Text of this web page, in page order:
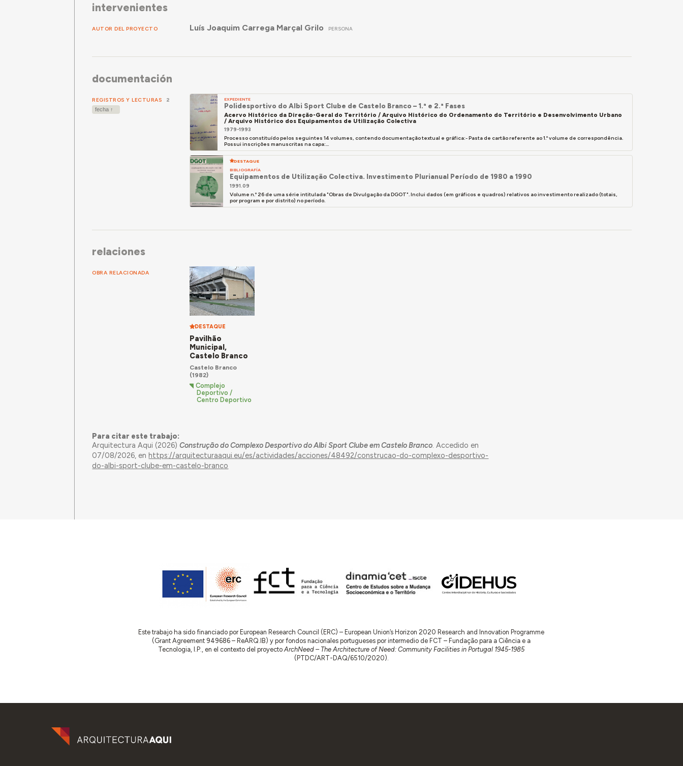
intervenientes
AUTOR DEL PROYECTO Luís Joaquim Carrega Marçal Grilo PERSONA
documentación
REGISTROS Y LECTURAS 2 EXPEDIENTE
Polidesportivo do Albi Sport Clube de Castelo Branco – 1.ª e 2.ª Fases
Acervo Histórico da Direção-Geral do Território / Arquivo Histórico do Ordenamento do Território e Desenvolvimento Urbano
/ Arquivo Histórico dos Equipamentos de Utilização Colectiva
1979-1993
Processo constituído pelos seguintes 14 volumes, contendo documentação textual e gráfica:- Pasta de cartão referente ao 1.º volume de correspondência.
Possui inscrições manuscritas na capa:...
DESTAQUE
BIBLIOGRAFÍA
Equipamentos de Utilização Colectiva. Investimento Plurianual Período de 1980 a 1990
1991.09
Volume n.º 26 de uma série intitulada "Obras de Divulgação da DGOT". Inclui dados (em gráficos e quadros) relativos ao investimento realizado (totais,
por program e por distrito) no período.
relaciones
OBRA RELACIONADA
DESTAQUE
Pavilhão
Municipal,
Castelo Branco
Castelo Branco
(1982)
Complejo
Deportivo /
Centro Deportivo
Para citar este trabajo:
Arquitectura Aqui (2026)Construção do Complexo Desportivo do Albi Sport Clube em Castelo Branco . Accedido en
07/08/2026, enhttps://arquitecturaaqui.eu/es/actividades/acciones/48492/construcao-do-complexo-desportivo-
do-albi-sport-clube-em-castelo-branco
Este trabajo ha sido financiado por European Research Council (ERC) – European Union’s Horizon 2020 Research and Innovation Programme
(Grant Agreement 949686 – ReARQ.IB) y por fondos nacionales portugueses por intermedio de FCT – Fundação para a Ciência e a
Tecnologia, I.P., en el contexto del proyectoArchNeed – The Architecture of Need: Community Facilities in Portugal 1945-1985
(PTDC/ART-DAQ/6510/2020).